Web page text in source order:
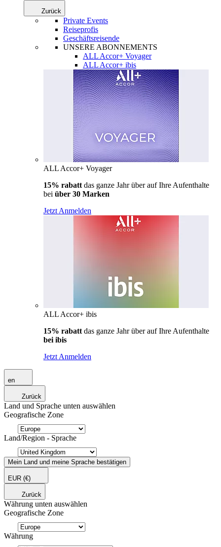
Zurück
Private Events
Reiseprofis
Geschäftsreisende
UNSERE ABONNEMENTS
ALL Accor+ Voyager
ALL Accor+ ibis
ALL Accor+ Voyager
15% rabatt das ganze Jahr über auf Ihre Aufenthalte
bei über 30 Marken
Jetzt Anmelden
ALL Accor+ ibis
15% rabatt das ganze Jahr über auf Ihre Aufenthalte
bei ibis
Jetzt Anmelden
en
Zurück
Land und Sprache unten auswählen
Geografische Zone
Land/Region - Sprache
Mein Land und meine Sprache bestätigen
EUR (€)
Zurück
Währung unten auswählen
Geografische Zone
Währung